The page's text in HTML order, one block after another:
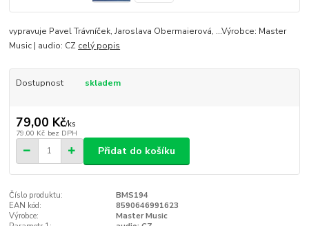
vypravuje Pavel Trávníček, Jaroslava Obermaierová, ...Výrobce: Master
Music | audio: CZ celý popis
Dostupnost skladem
79,00 Kč/ks
79,00 Kč bez DPH
Přidat do košíku
Číslo produktu:
BMS194
EAN kód:
8590646991623
Výrobce:
Master Music